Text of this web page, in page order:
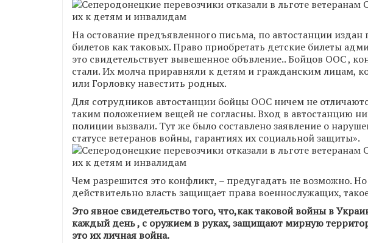
На остование предъявленного письма, по автостанции издан
билетов как таковых. Право приобретать детские билеты
это свидетельствует вывешенное объвление.. Бойцов ООС ,
стали. Их молча приравняли к детям и гражданским лицам,
или Горловку навестить родных.
Для сотрудников автостанции бойцы ООС ничем не
таким положением вещей не согласны. Вход в автостанцию
полиции вызвали. Тут же было составлено заявление о
статусе ветеранов войны, гарантиях их социальной защиты».
Чем разрешится это конфликт, – предугадать не возможно. Но
действительно власть защищает права военнослужащих,
Это явное свидетельство того, что,как таковой войны в
каждый день , с оружием в руках, защищают мирную
это их личная война.